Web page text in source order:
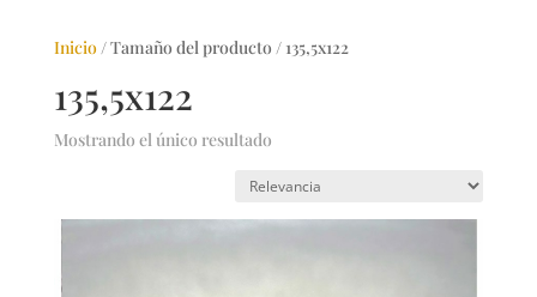
Inicio/Tamaño del producto / 135,5x122
135,5x122
Mostrando el único resultado